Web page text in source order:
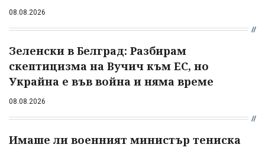
08.08.2026
Зеленски в Белград: Разбирам
скептицизма на Вучич към ЕС, но
Украйна е във война и няма време
08.08.2026
Имаше ли военният министър тениска